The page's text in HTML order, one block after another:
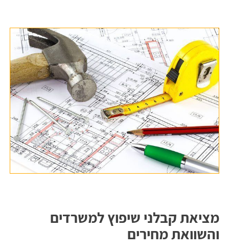
מציאת קבלני שיפוץ למשרדים
והשוואת מחירים